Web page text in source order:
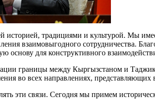
историей, традициями и культурой. Мы
взаимовыгодного сотрудничества.
основу для конструктивного
границы между Кыргызстаном и
во всех направлениях, представляющих
эти связи. Сегодня мы примем